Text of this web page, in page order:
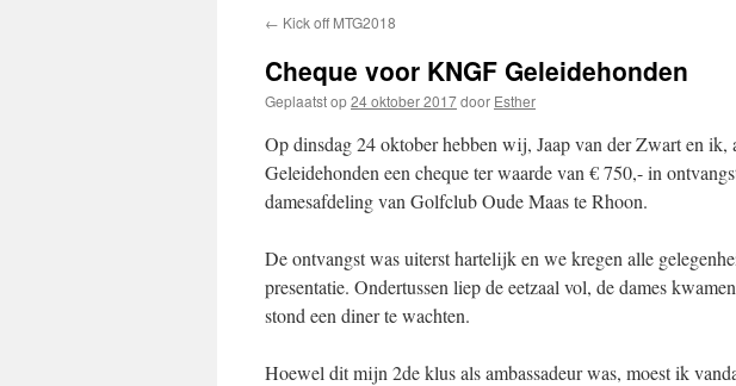
← Kick off MTG2018
Cheque voor KNGF Geleidehonden
Geplaatst op24 oktober 2017door Esther
Op dinsdag 24 oktober hebben wij, Jaap van der Zwart en ik,
Geleidehonden een cheque ter waarde van € 750,- in
damesafdeling van Golfclub Oude Maas te Rhoon.
De ontvangst was uiterst hartelijk en we kregen alle
presentatie. Ondertussen liep de eetzaal vol, de dames
stond een diner te wachten.
Hoewel dit mijn 2de klus als ambassadeur was, moest ik